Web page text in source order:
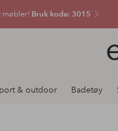
møbler! Bruk kode: 3015
gå
& outdoor Badetøy